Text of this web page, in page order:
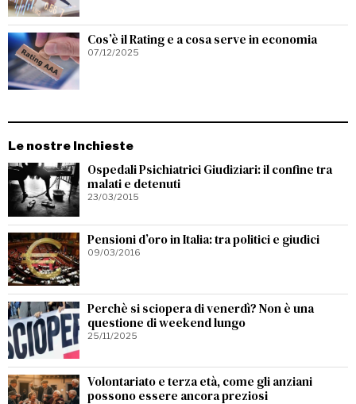
Cos’è il Rating e a cosa serve in economia
07/12/2025
Le nostre Inchieste
Ospedali Psichiatrici Giudiziari: il confine tra
malati e detenuti
23/03/2015
Pensioni d’oro in Italia: tra politici e giudici
09/03/2016
Perchè si sciopera di venerdì? Non è una
questione di weekend lungo
25/11/2025
Volontariato e terza età, come gli anziani
possono essere ancora preziosi